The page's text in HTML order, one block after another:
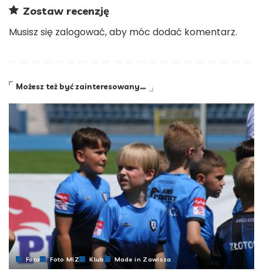
Zostaw recenzję
Musisz się zalogować, aby móc dodać komentarz.
Możesz też być zainteresowany…
Foto Foto MIZ Klub Made in Zawisza